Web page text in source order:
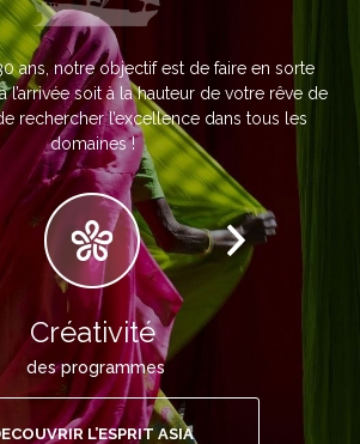
ans, notre objectif est de faire en sorte
l’arrivée soit à la hauteur de votre rêve de
rechercher l’excellence dans tous les
domaines !
Créativité
des programmes
L’ESPRIT ASIA